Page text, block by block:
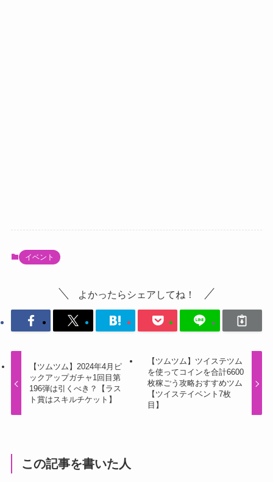
イベント
よかったらシェアしてね！
【ツムツム】2024年4月ピ
ックアップガチャ1回目第
196弾は引くべき？【ラス
ト賞はスキルチケット】
【ツムツム】ツイステツム
を使ってコインを合計6600
枚稼ごう攻略おすすめツム
【ツイステイベント7枚
目】
この記事を書いた人